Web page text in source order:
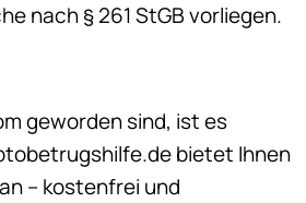
nach § 261 StGB vorliegen.
geworden sind, ist es
bietet Ihnen
– kostenfrei und